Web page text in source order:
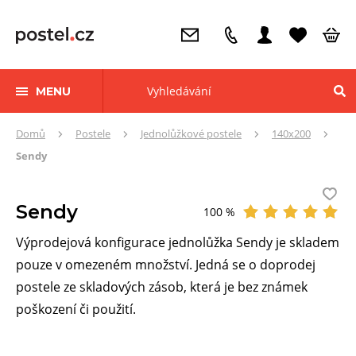
MENU
ZdeDomů Postele Jednolůžkové postele
140x200
Sendy
Sendy Hodnocení
100 %
Výprodejová konfigurace jednolůžka Sendy je skladem
pouze v omezeném množství. Jedná se o doprodej
postele ze skladových zásob, která je bez známek
poškození či použití.